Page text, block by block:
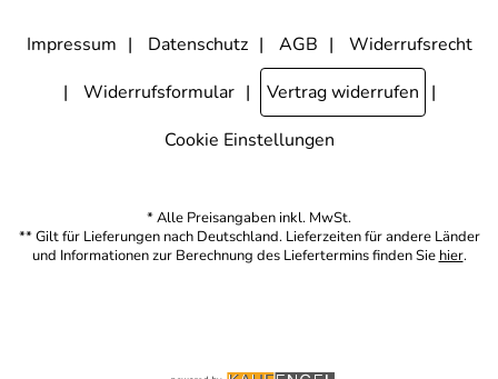
Impressum Datenschutz AGB
Widerrufsrecht
Widerrufsformular
Vertrag widerrufen
Cookie Einstellungen
* Alle Preisangaben inkl. MwSt.
** Gilt für Lieferungen nach Deutschland. Lieferzeiten für andere Länder
und Informationen zur Berechnung des Liefertermins finden Sie hier.